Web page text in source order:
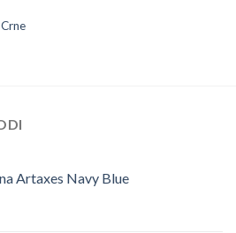
Artaxes Navy Blue